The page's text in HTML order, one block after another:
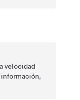
velocidad
información,